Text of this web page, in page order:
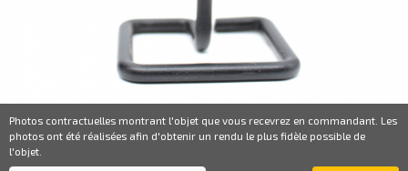
Photos contractuelles montrant l'objet que vous recevrez en commandant. Les
photos ont été réalisées afin d'obtenir un rendu le plus fidèle possible de
l'objet.